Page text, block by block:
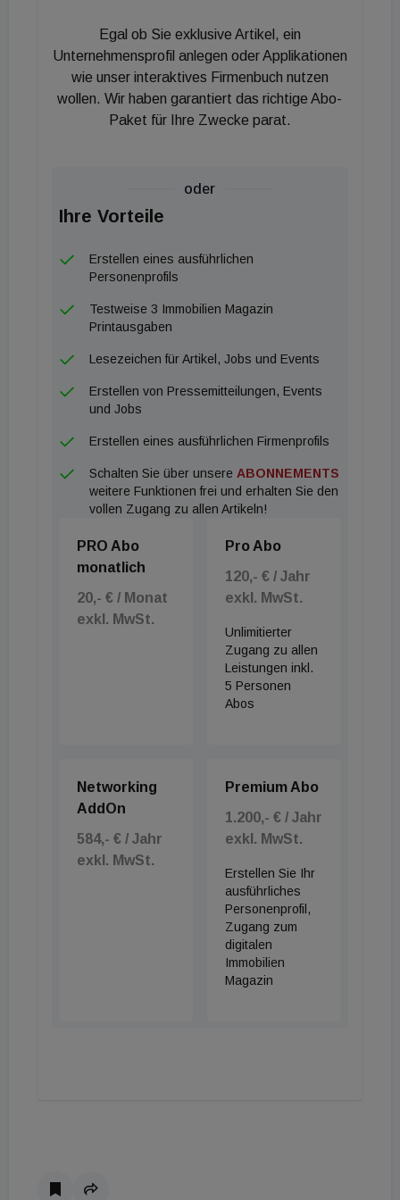
Linz ist ähnlich wie Graz seit Jahren von einer
erkennbaren Neubautätigkeit geprägt, jedoch in
einem deutlich ausgewogeneren Verhältnis. Die
durchschnittliche Miete über alle Wohnungsgrößen
ausreichendes Angebot hat somit eine
preisdämpfende Wirkung und ist jedenfalls
zielführender als einseitige politische Eingriffe in den
Markt“, bestätigen Kainz und Scheuch.
Egal ob Sie exklusive Artikel, ein
Unternehmensprofil anlegen oder Applikationen
wie unser interaktives Firmenbuch nutzen
wollen. Wir haben garantiert das richtige Abo-
Paket für Ihre Zwecke parat.
oder
Ihre Vorteile
Erstellen eines ausführlichen
Personenprofils
Testweise 3 Immobilien Magazin
Printausgaben
Lesezeichen für Artikel, Jobs und Events
Erstellen von Pressemitteilungen, Events
und Jobs
Erstellen eines ausführlichen Firmenprofils
Schalten Sie über unsere ABONNEMENTS
weitere Funktionen frei und erhalten Sie den
vollen Zugang zu allen Artikeln!
PRO Abo
monatlich
20,- € / Monat
exkl. MwSt.
Pro Abo
120,- € / Jahr
exkl. MwSt.
Unlimitierter
Zugang zu allen
Leistungen inkl.
5 Personen
Abos
Networking
AddOn
584,- € / Jahr
exkl. MwSt.
Premium Abo
1.200,- € / Jahr
exkl. MwSt.
Erstellen Sie Ihr
ausführliches
Personenprofil,
Zugang zum
digitalen
Immobilien
Magazin